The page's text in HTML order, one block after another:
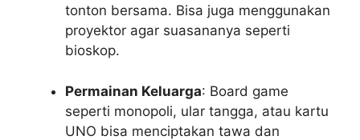
tonton bersama. Bisa juga menggunakan
proyektor agar suasananya seperti
bioskop.
Permainan Keluarga: Board game
seperti monopoli, ular tangga, atau kartu
UNO bisa menciptakan tawa dan